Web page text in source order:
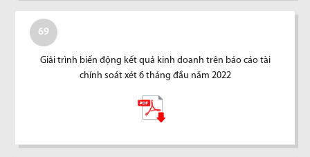
69
Giải trình biến động kết quả kinh doanh trên báo cáo tài
chính soát xét 6 tháng đầu năm 2022